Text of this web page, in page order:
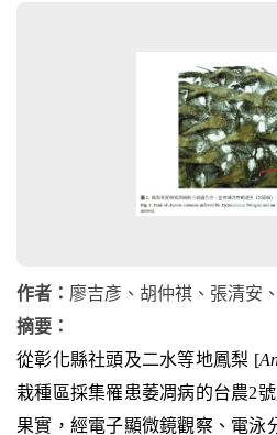
作者： 廖吉彥、胡仲祺、張清安
摘要：
從彰化縣社頭及二水等地鳳梨 [
栽種區採集罹患萎凋病的台農2
果實，經電子顯微鏡觀察、電泳